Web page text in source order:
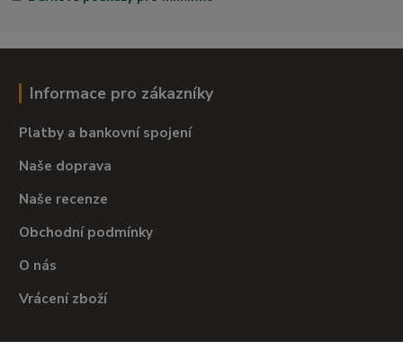
Informace pro zákazníky
Platby a bankovní spojení
Naše doprava
Naše recenze
Obchodní podmínky
O nás
Vrácení zboží